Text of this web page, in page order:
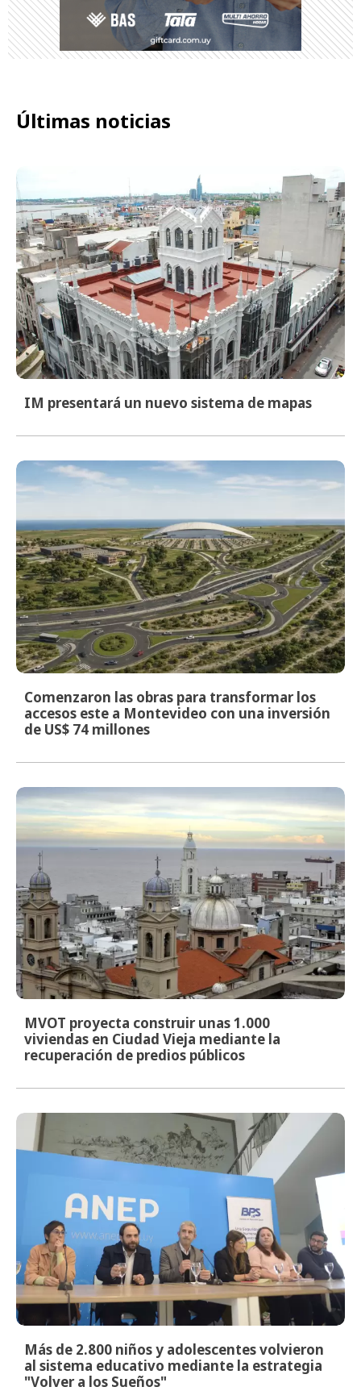
Últimas noticias
IM presentará un nuevo sistema de mapas
Comenzaron las obras para transformar los
accesos este a Montevideo con una inversión
de US$ 74 millones
MVOT proyecta construir unas 1.000
viviendas en Ciudad Vieja mediante la
recuperación de predios públicos
Más de 2.800 niños y adolescentes volvieron
al sistema educativo mediante la estrategia
"Volver a los Sueños"